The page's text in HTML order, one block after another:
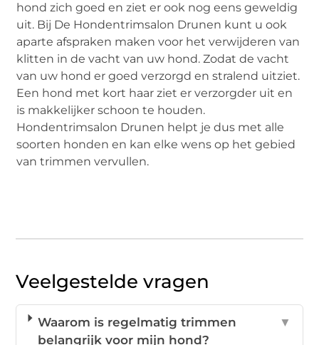
hond zich goed en ziet er ook nog eens geweldig
uit. Bij De Hondentrimsalon Drunen kunt u ook
aparte afspraken maken voor het verwijderen van
klitten in de vacht van uw hond. Zodat de vacht
van uw hond er goed verzorgd en stralend uitziet.
Een hond met kort haar ziet er verzorgder uit en
is makkelijker schoon te houden.
Hondentrimsalon Drunen helpt je dus met alle
soorten honden en kan elke wens op het gebied
van trimmen vervullen.
Veelgestelde vragen
Waarom is regelmatig trimmen
belangrijk voor mijn hond?
▼